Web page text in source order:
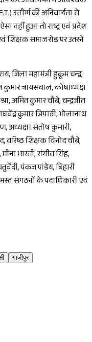
उत्तीर्ण की अनिवार्यता से
नहीं हुआ तो राष्ट्र एवं प्रदेश
समाज रोड पर उतरने
जिला महामंत्री हुकूम चन्द्र,
कुमार जायसवाल, कोषाध्यक्ष
अमित कुमार चौबे, चन्द्रजीत
कुमार त्रिपाठी, भोलानाथ
अध्यक्षा संतोष कुमारी,
शिक्षक विनोद चौबे,
भारती, संगीत सिंह,
पंकज पांडेय, बिहारी
संगठनों के पदाधिकारी एवं
गाजीपुर